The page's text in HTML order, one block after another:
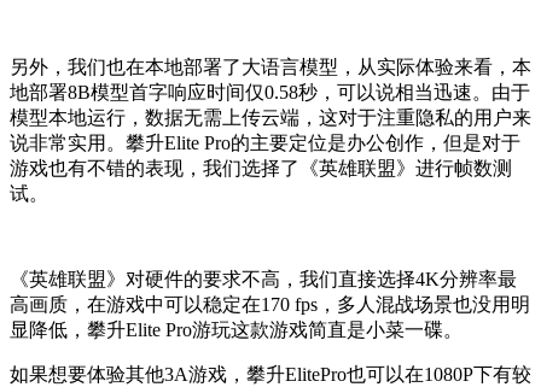
另外，我们也在本地部署了大语言模型，从实际体验来看，本
地部署8B模型首字响应时间仅0.58秒，可以说相当迅速。由于
模型本地运行，数据无需上传云端，这对于注重隐私的用户来
说非常实用。攀升Elite Pro的主要定位是办公创作，但是对于
游戏也有不错的表现，我们选择了《英雄联盟》进行帧数测
试。
《英雄联盟》对硬件的要求不高，我们直接选择4K分辨率最
高画质，在游戏中可以稳定在170 fps，多人混战场景也没用明
显降低，攀升Elite Pro游玩这款游戏简直是小菜一碟。
如果想要体验其他3A游戏，攀升ElitePro也可以在1080P下有较